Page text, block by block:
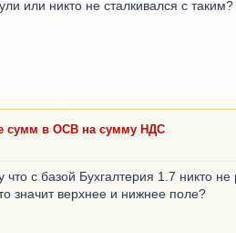
или никто не сталкивался с таким?
сумм в ОСВ на сумму НДС
что с базой Бухгалтерия 1.7 никто
значит верхнее и нижнее поле?